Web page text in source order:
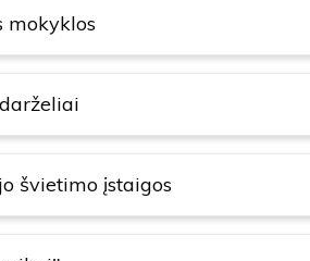
mokyklos
švietimo įstaigos